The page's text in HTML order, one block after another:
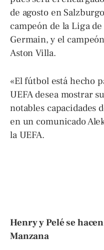
de agosto en
campeón de la Liga
Germain, y el
Aston Villa.
«El fútbol está hecho
UEFA desea mostrar
notables capacidades
en un comunicado
la UEFA.
Henry y Pelé se
Manzana